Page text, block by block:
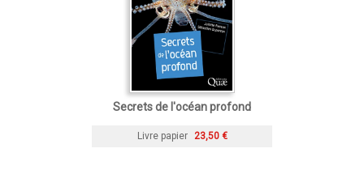
Secrets de l'océan profond
Livre papier 23,50 €